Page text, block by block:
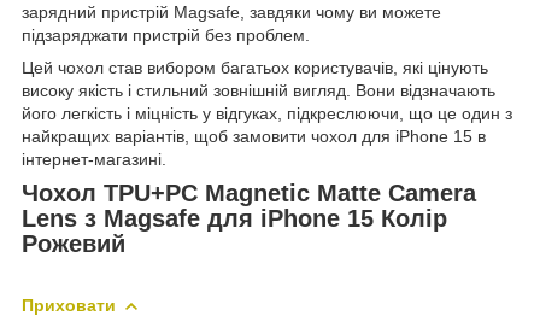
зарядний пристрій Magsafe, завдяки чому ви можете
підзаряджати пристрій без проблем.
Цей чохол став вибором багатьох користувачів, які цінують
високу якість і стильний зовнішній вигляд. Вони відзначають
його легкість і міцність у відгуках, підкреслюючи, що це один з
найкращих варіантів, щоб замовити чохол для iPhone 15 в
інтернет-магазині.
Чохол TPU+PC Magnetic Matte Camera
Lens з Magsafe для iPhone 15 Колір
Рожевий
Приховати